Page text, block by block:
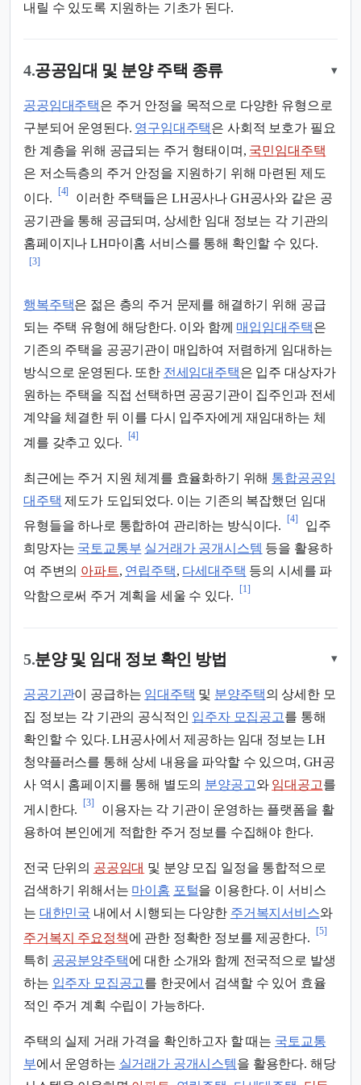
내릴 수 있도록 지원하는 기초가 된다.
4.공공임대 및 분양 주택 종류 ▾
공공임대주택은 주거 안정을 목적으로 다양한 유형으로
구분되어 운영된다. 영구임대주택은 사회적 보호가 필요
한 계층을 위해 공급되는 주거 형태이며, 국민임대주택
은 저소득층의 주거 안정을 지원하기 위해 마련된 제도
이다.
[4]
이러한 주택들은 LH공사나 GH공사와 같은 공
공기관을 통해 공급되며, 상세한 임대 정보는 각 기관의
홈페이지나 LH마이홈 서비스를 통해 확인할 수 있다.
[3]
행복주택은 젊은 층의 주거 문제를 해결하기 위해 공급
되는 주택 유형에 해당한다. 이와 함께 매입임대주택은
기존의 주택을 공공기관이 매입하여 저렴하게 임대하는
방식으로 운영된다. 또한 전세임대주택은 입주 대상자가
원하는 주택을 직접 선택하면 공공기관이 집주인과 전세
계약을 체결한 뒤 이를 다시 입주자에게 재임대하는 체
계를 갖추고 있다.
[4]
최근에는 주거 지원 체계를 효율화하기 위해 통합공공임
대주택 제도가 도입되었다. 이는 기존의 복잡했던 임대
유형들을 하나로 통합하여 관리하는 방식이다.
[4]
입주
희망자는 국토교통부 실거래가 공개시스템 등을 활용하
여 주변의 아파트, 연립주택, 다세대주택 등의 시세를 파
악함으로써 주거 계획을 세울 수 있다.
[1]
5.분양 및 임대 정보 확인 방법 ▾
공공기관이 공급하는 임대주택 및 분양주택의 상세한 모
집 정보는 각 기관의 공식적인 입주자 모집공고를 통해
확인할 수 있다. LH공사에서 제공하는 임대 정보는 LH
청약플러스를 통해 상세 내용을 파악할 수 있으며, GH공
사 역시 홈페이지를 통해 별도의 분양공고와 임대공고를
게시한다.
[3]
이용자는 각 기관이 운영하는 플랫폼을 활
용하여 본인에게 적합한 주거 정보를 수집해야 한다.
전국 단위의 공공임대 및 분양 모집 일정을 통합적으로
검색하기 위해서는 마이홈 포털을 이용한다. 이 서비스
는 대한민국 내에서 시행되는 다양한 주거복지서비스와
주거복지 주요정책에 관한 정확한 정보를 제공한다.
[5]
특히 공공분양주택에 대한 소개와 함께 전국적으로 발생
하는 입주자 모집공고를 한곳에서 검색할 수 있어 효율
적인 주거 계획 수립이 가능하다.
주택의 실제 거래 가격을 확인하고자 할 때는 국토교통
부에서 운영하는 실거래가 공개시스템을 활용한다. 해당